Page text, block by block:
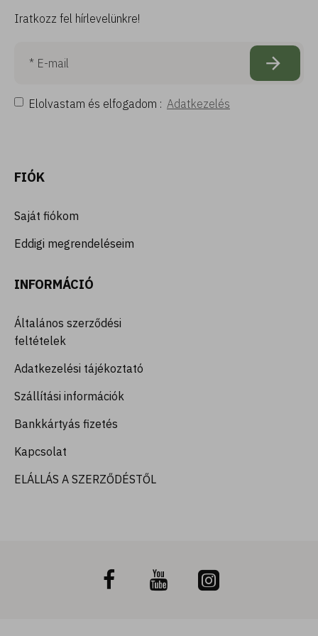
Iratkozz fel hírlevelünkre!
Elolvastam és elfogadom : Adatkezelés
FIÓK
Saját fiókom
Eddigi megrendeléseim
INFORMÁCIÓ
Általános szerződési
feltételek
Adatkezelési tájékoztató
Szállítási információk
Bankkártyás fizetés
Kapcsolat
ELÁLLÁS A SZERZŐDÉSTŐL